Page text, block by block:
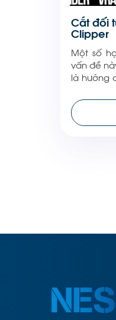
Cắt đối
Clipper
Một số
vấn đề
là hướng
nhiều
các bạn!